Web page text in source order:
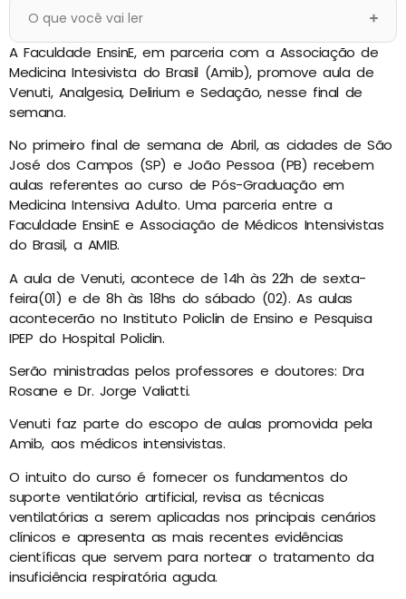
O que você vai ler
A Faculdade EnsinE, em parceria com a Associação de
Medicina Intesivista do Brasil (Amib), promove aula de
Venuti, Analgesia, Delirium e Sedação, nesse final de
semana.
No primeiro final de semana de Abril, as cidades de São
José dos Campos (SP) e João Pessoa (PB) recebem
aulas referentes ao curso de Pós-Graduação em
Medicina Intensiva Adulto. Uma parceria entre a
Faculdade EnsinE e Associação de Médicos Intensivistas
do Brasil, a AMIB.
A aula de Venuti, acontece de 14h às 22h de sexta-
feira(01) e de 8h às 18hs do sábado (02). As aulas
acontecerão no Instituto Policlin de Ensino e Pesquisa
IPEP do Hospital Policlin.
Serão ministradas pelos professores e doutores: Dra
Rosane e Dr. Jorge Valiatti.
Venuti faz parte do escopo de aulas promovida pela
Amib, aos médicos intensivistas.
O intuito do curso é fornecer os fundamentos do
suporte ventilatório artificial, revisa as técnicas
ventilatórias a serem aplicadas nos principais cenários
clínicos e apresenta as mais recentes evidências
científicas que servem para nortear o tratamento da
insuficiência respiratória aguda.